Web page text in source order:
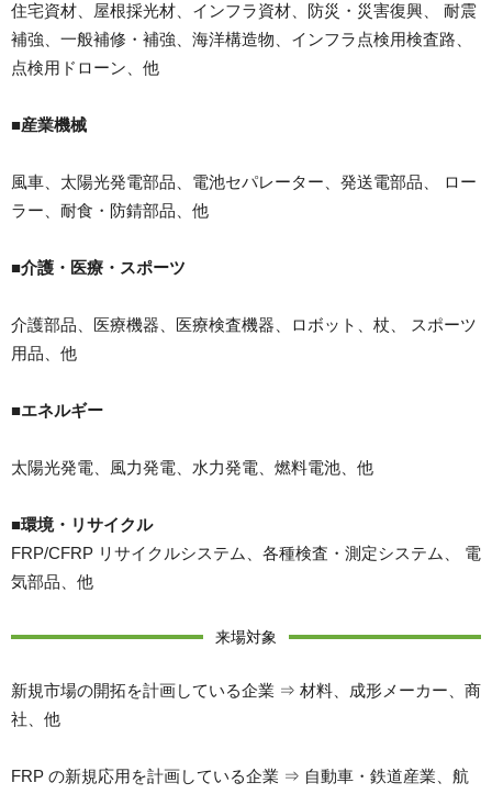
住宅資材、屋根採光材、インフラ資材、防災・災害復興、 耐震
補強、一般補修・補強、海洋構造物、インフラ点検用検査路、
点検用ドローン、他
■産業機械
風車、太陽光発電部品、電池セパレーター、発送電部品、 ロー
ラー、耐食・防錆部品、他
■介護・医療・スポーツ
介護部品、医療機器、医療検査機器、ロボット、杖、 スポーツ
用品、他
■エネルギー
太陽光発電、風力発電、水力発電、燃料電池、他
■環境・リサイクル
FRP/CFRP リサイクルシステム、各種検査・測定システム、 電
気部品、他
来場対象
新規市場の開拓を計画している企業 ⇒ 材料、成形メーカー、商
社、他
FRP の新規応用を計画している企業 ⇒ 自動車・鉄道産業、航